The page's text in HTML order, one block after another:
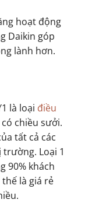
hoạt động
Daikin góp
lành hơn.
là loại điều
chiều sưởi.
tất cả các
Loại 1
90% khách
là giá rẻ